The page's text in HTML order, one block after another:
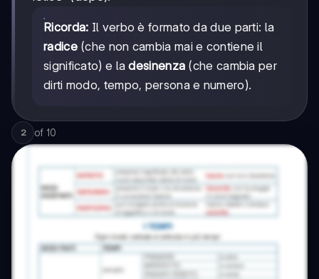
Ricorda: Il verbo è formato da due parti: la
radice(che non cambia mai e contiene il
significato) e ladesinenza (che cambia per
dirti modo, tempo, persona e numero).
2 of 10